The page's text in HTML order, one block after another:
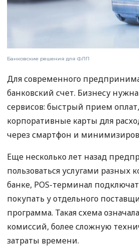
Банковские решения для ФЛП
Для современного
банковский счет. Бизнесу
сервисов: быстрый прием
корпоративные карты для
через смартфон и
Еще несколько лет назад
пользоваться услугами
банке, POS-терминал
покупать у отдельного
программа. Такая схема
комиссий, более сложную
затраты времени.